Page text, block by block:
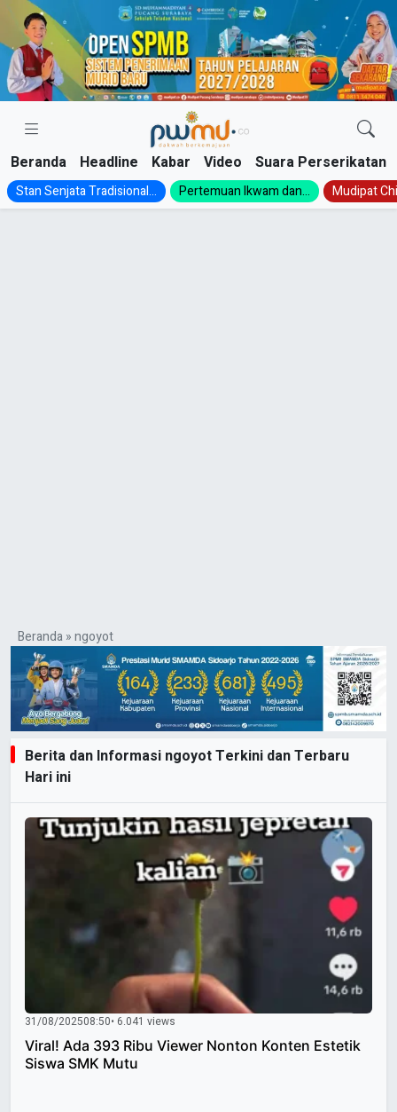
Skip
content
Beranda Headline Kabar Video Suara Perserikatan
Stan Senjata Tradisional... Pertemuan Ikwam dan... Mudipat
Beranda»ngoyot
Berita dan Informasi ngoyot Terkini dan Terbaru
Hari ini
31/08/202508:50• 6.041 views
Viral! Ada 393 Ribu Viewer Nonton Konten Estetik
Siswa SMK Mutu